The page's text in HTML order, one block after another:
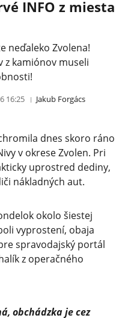
INFO z miesta
neďaleko Zvolena!
z kamiónov museli
16:25
Jakub Forgács
dnes skoro ráno
v okrese Zvolen. Pri
uprostred dediny,
nákladných aut.
okolo šiestej
vyprostení, obaja
spravodajský portál
z operačného
obchádzka je cez